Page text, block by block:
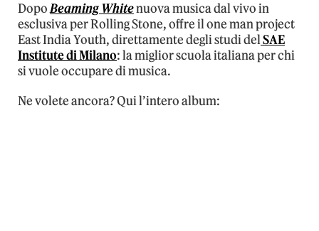
DopoBeaming Whitenuova musica dal vivo in
esclusiva per Rolling Stone, offre il one man project
East India Youth, direttamente degli studi delSAE
Institute di Milano: la miglior scuola italiana per chi
si vuole occupare di musica.
Ne volete ancora? Qui l’intero album: